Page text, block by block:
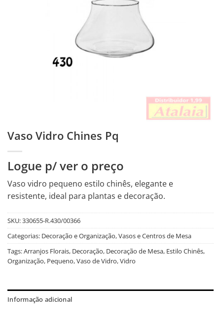
Vaso Vidro Chines Pq
Logue p/ ver o preço
Vaso vidro pequeno estilo chinês, elegante e
resistente, ideal para plantas e decoração.
SKU:330655-R.430/00366
Categorias: Decoração e Organização,Vasos e Centros de Mesa
Tags:Arranjos Florais, Decoração, Decoração de Mesa, Estilo Chinês,
Organização, Pequeno,Vaso de Vidro,Vidro
Informação adicional